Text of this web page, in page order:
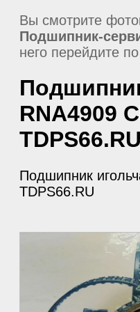
Вы смотрите
Подшипник-
него перейдите
RNA4909
TDPS66.RU
Подшипник
TDPS66.RU